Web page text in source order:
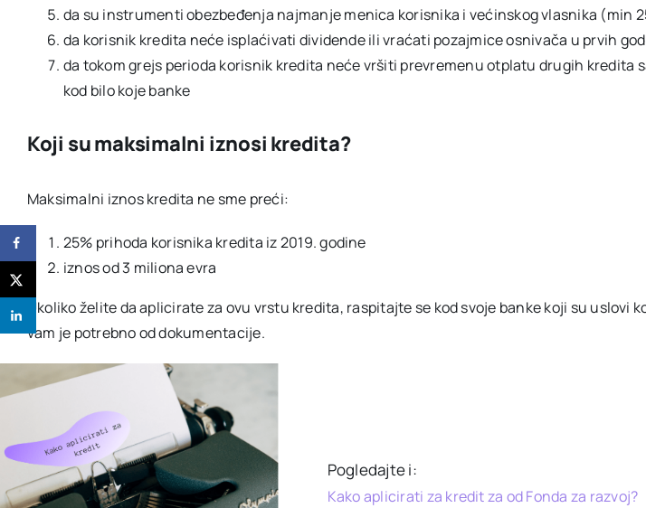
da su instrumenti obezbeđenja najmanje menica korisnika i većinskog vlasnika (min
da korisnik kredita neće isplaćivati dividende ili vraćati pozajmice osnivača u prvih
da tokom grejs perioda korisnik kredita neće vršiti prevremenu otplatu drugih kredita
kod bilo koje banke
Koji su maksimalni iznosi kredita?
Maksimalni iznos kredita ne sme preći:
25% prihoda korisnika kredita iz 2019. godine
iznos od 3 miliona evra
Ukoliko želite da aplicirate za ovu vrstu kredita, raspitajte se kod svoje banke koji su uslovi
vam je potrebno od dokumentacije.
Pogledajte i:
Kako aplicirati za kredit za od Fonda za razvoj?